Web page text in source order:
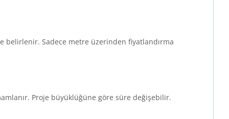
belirlenir. Sadece metre üzerinden fiyatlandırma
Proje büyüklüğüne göre süre değişebilir.